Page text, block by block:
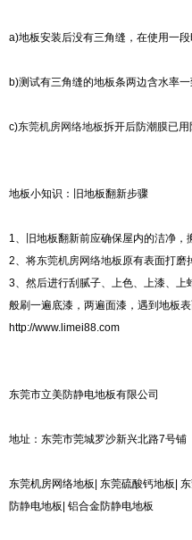
a)地板安装后没有三角缝，在使用一段
b)测试有三角缝的地板条两边含水率一
c)东莞机房网络地板拆开后防潮膜已用
地板小知识：旧地板翻新步骤
1、旧地板翻新前应确保屋内的洁净，
2、将东莞机房网络地板原有表面打磨
3、然后进行刮腻子、上色、上漆、
般刷一遍底漆，两遍面漆，遇到地板
http://www.limei88.com
东莞市立美防静电地板有限公司
地址：东莞市莞城罗沙新兴北路7号铺
东莞机房网络地板| 东莞硫酸钙地板|
防静电地板| 铝合金防静电地板